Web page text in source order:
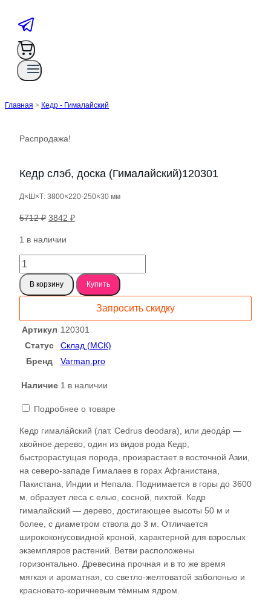
Главная > Кедр - Гималайский
Распродажа!
Кедр слэб, доска (Гималайский)120301
Д×Ш×Т: 3800×220-250×30 мм
5712₽ Первоначальная
составляла
5712 ₽.
3842 ₽Текущая
1 в наличии
Количество
товара
Кедр
слэб,
(Гималайский)120301
В корзину Купить
Запросить скидку
Артикул 120301
Статус
Склад (МСК)
Бренд
Varman.pro
Наличие 1 в наличии
Подробнее о товаре
Кедр гимала́йский (лат. Cedrus deodara), или деода́р —
хвойное дерево, один из видов рода Кедр,
быстрорастущая порода, произрастает в восточной Азии,
на северо-западе Гималаев в горах Афганистана,
Пакистана, Индии и Непала. Поднимается в горы до 3600
м, образует леса с елью, сосной, пихтой. Кедр
гималайский — дерево, достигающее высоты 50 м и
более, с диаметром ствола до 3 м. Отличается
ширококонусовидной кроной, характерной для взрослых
экземпляров растений. Ветви расположены
горизонтально. Древесина прочная и в то же время
мягкая и ароматная, со светло-желтоватой заболонью и
красновато-коричневым тёмным ядром.